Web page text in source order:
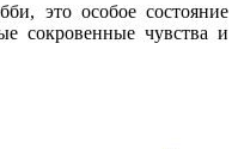
это особое состояние
сокровенные чувства и